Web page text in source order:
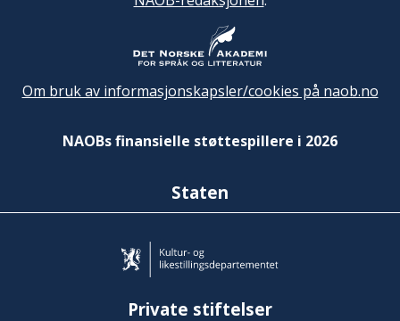
Om bruk av informasjonskapsler/cookies på naob.no
NAOBs finansielle støttespillere i 2026
Staten
Private stiftelser